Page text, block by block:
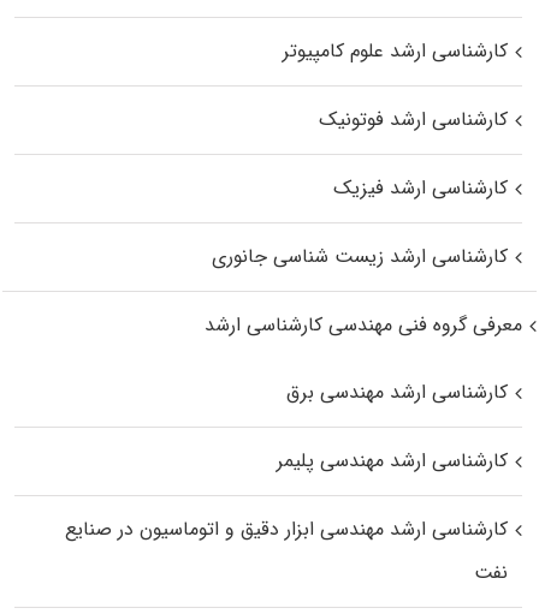
کارشناسی ارشد علوم کامپیوتر
کارشناسی ارشد فوتونیک
کارشناسی ارشد فیزیک
کارشناسی ارشد زیست‌ شناسی جانوری
معرفی گروه فنی مهندسی کارشناسی ارشد
کارشناسی ارشد مهندسی برق
کارشناسی ارشد مهندسی پلیمر
کارشناسی ارشد مهندسی ابزار دقیق و اتوماسیون در صنایع
نفت